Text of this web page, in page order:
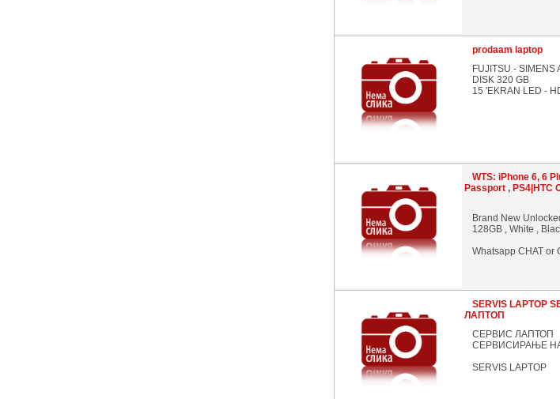
prodaam laptop
FUJITSU - SIMENS
DISK 320 GB
15 'EKRAN LED -
WTS: iPhone 6, 6
Passport , PS4|HTC
Brand New
128GB , White ,
Whatsapp CHAT or
SERVIS LAPTOP
ЛАПТОП
СЕРВИС ЛАПТОП
СЕРВИСИРАЊЕ
SERVIS LAPTOP